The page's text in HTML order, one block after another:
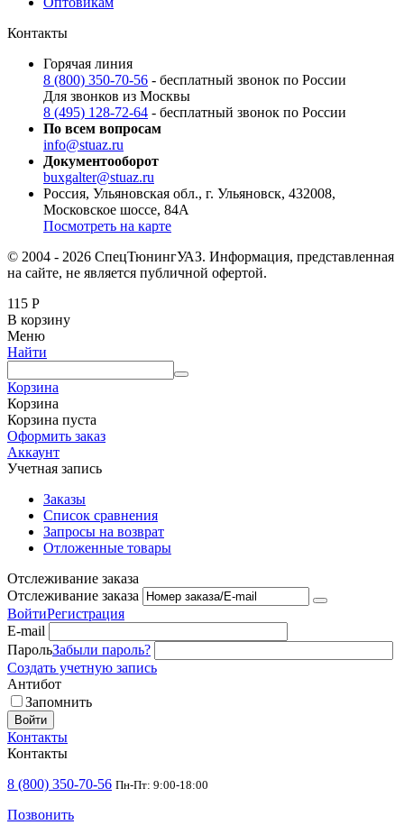
Контакты
Горячая линия
8 (800) 350-70-56 - бесплатный звонок по России
Для звонков из Москвы
8 (495) 128-72-64 - бесплатный звонок по России
По всем вопросам
info@stuaz.ru
Документооборот
buxgalter@stuaz.ru
Россия, Ульяновская обл., г. Ульяновск, 432008,
Московское шоссе, 84А
Посмотреть на карте
© 2004 - 2026 СпецТюнингУАЗ. Информация, представленная
на сайте, не является публичной офертой.
115 Р
В корзину
Меню
Найти
Корзина
Корзина
Корзина пуста
Оформить заказ
Аккаунт
Учетная запись
Заказы
Список сравнения
Запросы на возврат
Отложенные товары
Отслеживание заказа
Отслеживание заказа
ВойтиРегистрация
E-mail
ПарольЗабыли пароль?
Создать учетную запись
Антибот
Запомнить
Войти
Контакты
Контакты
8 (800) 350-70-56 Пн-Пт: 9:00-18:00
Позвонить